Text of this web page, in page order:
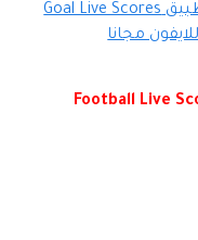
تحميل تطبيق Goal Live Scores
مجانا